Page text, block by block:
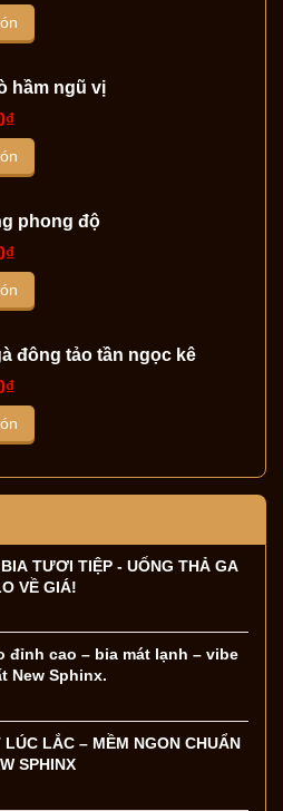
hầm ngũ vị
phong độ
đông tảo tần ngọc kê
TƯƠI TIỆP - UỐNG THẢ GA
VỀ GIÁ!
đỉnh cao – bia mát lạnh – vibe
New Sphinx.
LÚC LẮC – MỀM NGON CHUẨN
SPHINX